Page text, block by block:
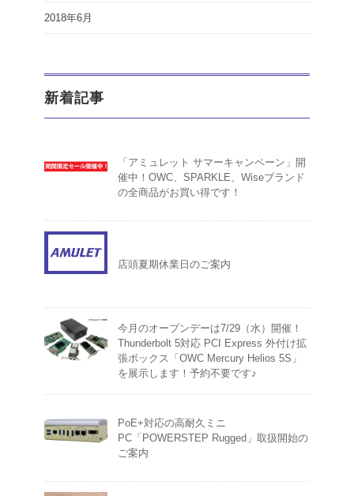
2018年6月
新着記事
「アミュレット サマーキャンペーン」開
催中！OWC、SPARKLE、Wiseブランド
の全商品がお買い得です！
店頭夏期休業日のご案内
今月のオープンデーは7/29（水）開催！
Thunderbolt 5対応 PCI Express 外付け拡
張ボックス「OWC Mercury Helios 5S」
を展示します！予約不要です♪
PoE+対応の高耐久ミニ
PC「POWERSTEP Rugged」取扱開始の
ご案内